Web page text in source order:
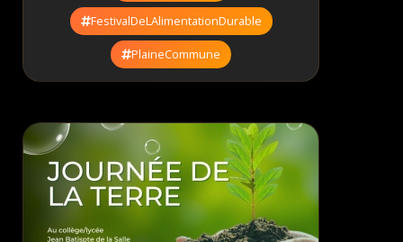
FestivalDeLAlimentationDurable
PlaineCommune